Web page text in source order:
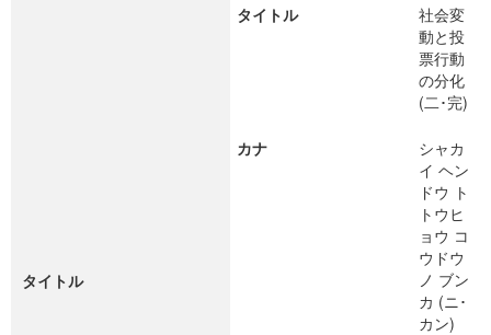
タイトル
タイトル
社会変
動と投
票行動
の分化
(二･完)
カナ
シャカ
イ ヘン
ドウ ト
トウヒ
ョウ コ
ウドウ
ノ ブン
カ (ニ･
カン)